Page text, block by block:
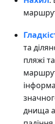
та
пляжі
днища